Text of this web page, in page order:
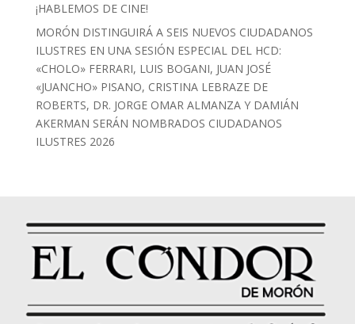
¡HABLEMOS DE CINE!
MORÓN DISTINGUIRÁ A SEIS NUEVOS CIUDADANOS
ILUSTRES EN UNA SESIÓN ESPECIAL DEL HCD:
«CHOLO» FERRARI, LUIS BOGANI, JUAN JOSÉ
«JUANCHO» PISANO, CRISTINA LEBRAZE DE
ROBERTS, DR. JORGE OMAR ALMANZA Y DAMIÁN
AKERMAN SERÁN NOMBRADOS CIUDADANOS
ILUSTRES 2026